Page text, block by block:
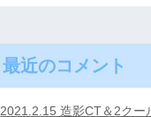
最近のコメント
2021.2.15 造影CT＆2クー